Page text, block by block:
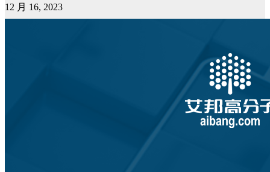
12 月 16, 2023